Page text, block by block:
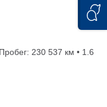
230 537 км • 1.6